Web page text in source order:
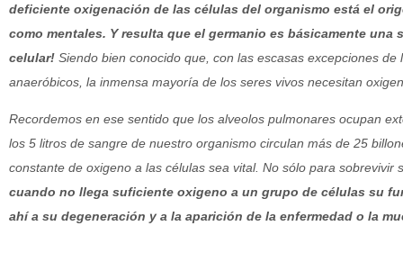
deficiente oxigenación de las células del organismo está el
como mentales. Y resulta que el germanio es básicamente una
celular! Siendo bien conocido que, con las escasas excepciones
anaeróbicos, la inmensa mayoría de los seres vivos necesitan
Recordemos en ese sentido que los alveolos pulmonares ocupan
los 5 litros de sangre de nuestro organismo circulan más de 25
constante de oxigeno a las células sea vital. No sólo para sobrevivir
cuando no llega suficiente oxigeno a un grupo de células su
ahí a su degeneración y a la aparición de la enfermedad o la